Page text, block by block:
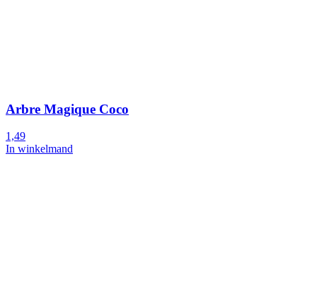
Arbre Magique Coco
1,49
In winkelmand